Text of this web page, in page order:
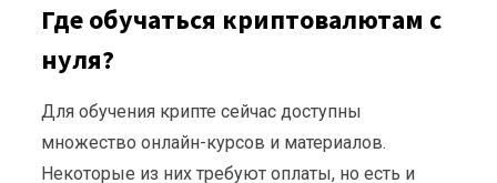
Где обучаться криптовалютам с
нуля?
Для обучения крипте сейчас доступны
множество онлайн-курсов и материалов.
Некоторые из них требуют оплаты, но есть и